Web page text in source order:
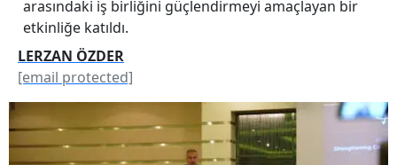
arasındaki iş birliğini güçlendirmeyi amaçlayan bir
etkinliğe katıldı.
LERZAN ÖZDER
[email protected]